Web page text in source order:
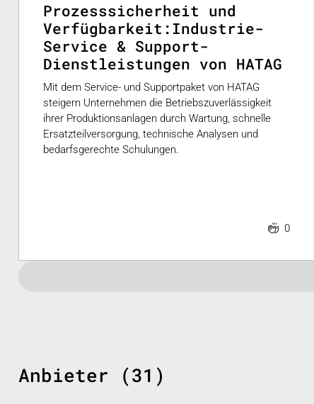
Prozesssicherheit und
Verfügbarkeit:Industrie-
Service & Support-
Dienstleistungen von HATAG
Mit dem Service- und Supportpaket von HATAG
steigern Unternehmen die Betriebszuverlässigkeit
ihrer Produktionsanlagen durch Wartung, schnelle
Ersatzteilversorgung, technische Analysen und
bedarfsgerechte Schulungen.
0
Anbieter (31)